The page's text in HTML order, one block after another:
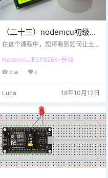
（二十三）nodemcu初级：
土壤湿度监视器
在这个课程中，您将看到如何让土
作。 在工作的过程中，可以通过液
晶显示器查看检测到的湿度值。 在
的比较多。 那么，我们开始把！ 第
U开发板 湿度传感器 16x2 LCD 面
包板 跳线或杜邦线 USB数据线 第二
步 原理说明 该湿度传感器可用于检
测土壤…
Nodemcu/ESP8266-基础
3.4k 0
Luca 18年10月12日